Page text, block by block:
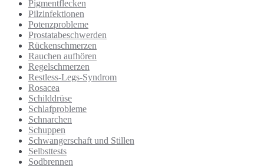
Pigmentflecken
Pilzinfektionen
Potenzprobleme
Prostatabeschwerden
Rückenschmerzen
Rauchen aufhören
Regelschmerzen
Restless-Legs-Syndrom
Rosacea
Schilddrüse
Schlafprobleme
Schnarchen
Schuppen
Schwangerschaft und Stillen
Selbsttests
Sodbrennen